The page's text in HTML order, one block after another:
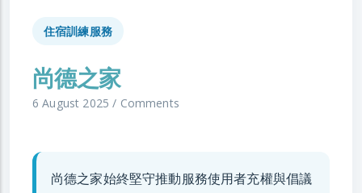
住宿訓練服務
尚德之家
6 August 2025/ Comments
尚德之家始終堅守推動服務使用者充權與倡議